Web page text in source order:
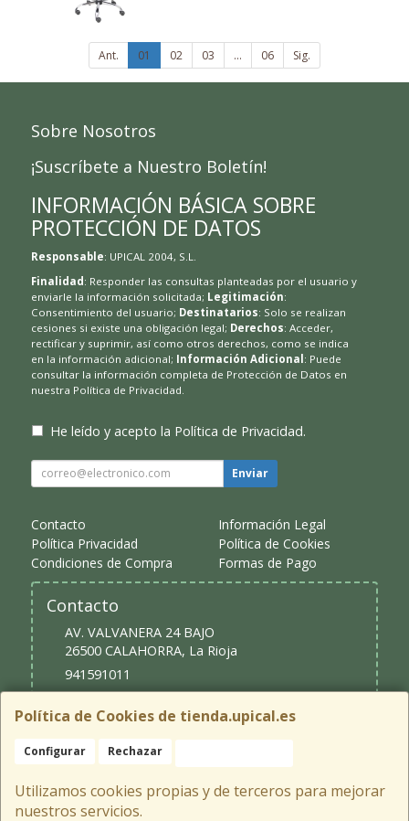
Ant. 01 02 03 ... 06 Sig.
Política de Cookies de tienda.upical.es
Configurar Rechazar
Utilizamos cookies propias y de terceros para mejorar
nuestros servicios.
Sobre Nosotros
¡Suscríbete a Nuestro Boletín!
INFORMACIÓN BÁSICA SOBRE
PROTECCIÓN DE DATOS
Responsable: UPICAL 2004, S.L.
Finalidad: Responder las consultas planteadas por el usuario y
enviarle la información solicitada; Legitimación:
Consentimiento del usuario; Destinatarios: Solo se realizan
cesiones si existe una obligación legal; Derechos: Acceder,
rectificar y suprimir, así como otros derechos, como se indica
en la información adicional; Información Adicional: Puede
consultar la información completa de Protección de Datos en
nuestra Política de Privacidad
He leído y acepto la Política de Privacidad.
Enviar
Contacto
Información Legal
Política Privacidad
Política de Cookies
Condiciones de Compra
Formas de Pago
Contacto
AV. VALVANERA 24 BAJO
26500 CALAHORRA, La Rioja
941591011
upical@upical.es
Horario
9:30 - 13:30 y 16:30 - 20:00